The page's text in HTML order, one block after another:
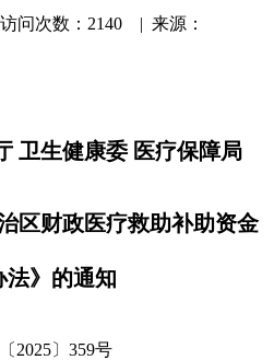
问次数：2140 | 来源：
卫生健康委 医疗保障局
区财政医疗救助补助资金
法》的通知
2025〕359号